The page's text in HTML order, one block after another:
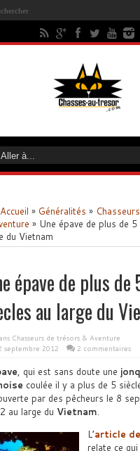
Accueil » Généralités »
» Une épave de plus de 5
du Vietnam
épave de plus de
au large du
Chasseurs de trésors & Aventure
septembre 2012
2 commentaires
, qui est sans doute une
coulée il y a plus de 5
par des pêcheurs le 8
au large du Vietnam.
L’article
relate ce